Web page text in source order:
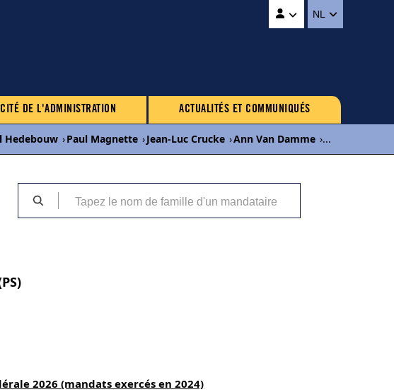
NL
DE L'ADMINISTRATION ACTUALITÉS ET COMMUNIQUÉS
Hedebouw ›Paul Magnette ›Jean-Luc Crucke ›Ann Van Damme ›...
2026 (mandats exercés en 2024)